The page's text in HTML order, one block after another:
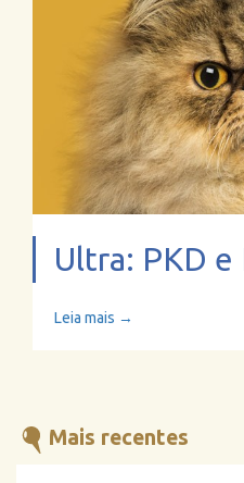
Ultra: PKD e
Leia mais →
Mais recentes